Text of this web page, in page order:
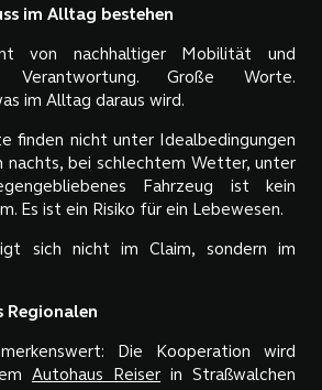
im Alltag bestehen
von nachhaltiger Mobilität und
Verantwortung. Große Worte.
im Alltag daraus wird.
finden nicht unter Idealbedingungen
nachts, bei schlechtem Wetter, unter
Fahrzeug ist kein
Es ist ein Risiko für ein Lebewesen.
sich nicht im Claim, sondern im
Regionalen
Die Kooperation wird
Autohaus Reiser in Straßwalchen